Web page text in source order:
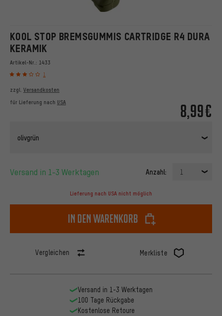
KOOL STOP BREMSGUMMIS CARTRIDGE R4 DURA
KERAMIK
Artikel-Nr.: 1433
1
8,99€
zzgl. Versandkosten
für Lieferung nach USA
olivgrün
Versand in 1-3 Werktagen Anzahl: 1
Lieferung nach USA nicht möglich
In den Warenkorb
Vergleichen Merkliste
Versand in 1-3 Werktagen
100 Tage Rückgabe
Kostenlose Retoure